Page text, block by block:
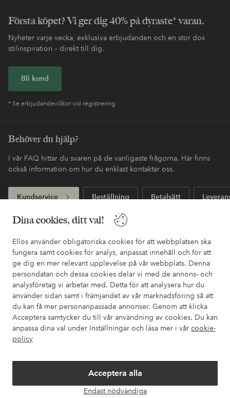
Dina cookies, ditt val!
Ellos använder obligatoriska cookies för att webbplatsen ska
fungera samt cookies för analys, anpassat innehåll och för att
ge dig en mer relevant upplevelse på vår webbplats. Denna
persondatan och dessa cookies delar vi med de annons- och
analysföretag vi arbetar med. Detta för att analysera hur du
använder sidan samt i främjandet av vår marknadsföring så att
du kan få mer personanpassade annonser. Genom att klicka
Acceptera samtycker du till vår användning av cookies. Du kan
anpassa dina val under Inställningar och läsa mer i vår cookie-
policy
Acceptera alla
Endast nödvändiga
Första köpet? Vi ger dig 40% på dyraste* varan.
Nyheter varje vecka, exklusiva erbjudanden och en stor dos
stilinspiration – direkt till dig.
Bli kund
* Se erbjudandevillkor vid registrering
Behöver du hjälp?
I vår FAQ hittar du svaren på de vanligaste frågorna. Här finns
också information om hur du enklast kontaktar oss.
Kundservice Beställning Betalsätt
Mina sidor
Om Ellos
Våra tjänster